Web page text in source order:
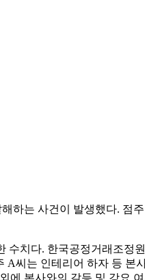
하는 사건이 발생했다. 점
수치다. 한국공정거래조정
A씨는 인테리어 하자 등 본
본사와의 갈등 및 강요